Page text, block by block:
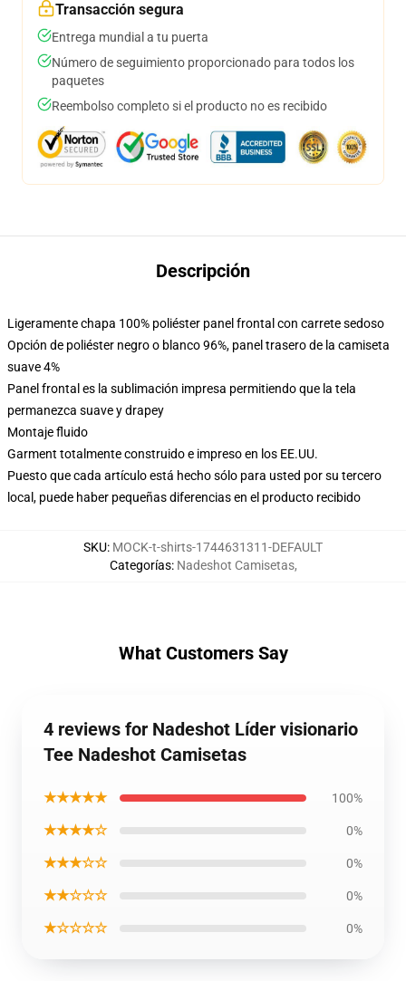
Transacción segura
Entrega mundial a tu puerta
Número de seguimiento proporcionado para todos los
paquetes
Reembolso completo si el producto no es recibido
Descripción
Ligeramente chapa 100% poliéster panel frontal con carrete sedoso
Opción de poliéster negro o blanco 96%, panel trasero de la camiseta
suave 4%
Panel frontal es la sublimación impresa permitiendo que la tela
permanezca suave y drapey
Montaje fluido
Garment totalmente construido e impreso en los EE.UU.
Puesto que cada artículo está hecho sólo para usted por su tercero
local, puede haber pequeñas diferencias en el producto recibido
SKU: MOCK-t-shirts-1744631311-DEFAULT
Categorías: Nadeshot Camisetas,
What Customers Say
4 reviews for Nadeshot Líder visionario
Tee Nadeshot Camisetas
★★★★★ 100%
★★★★☆ 0%
★★★☆☆ 0%
★★☆☆☆ 0%
★☆☆☆☆ 0%